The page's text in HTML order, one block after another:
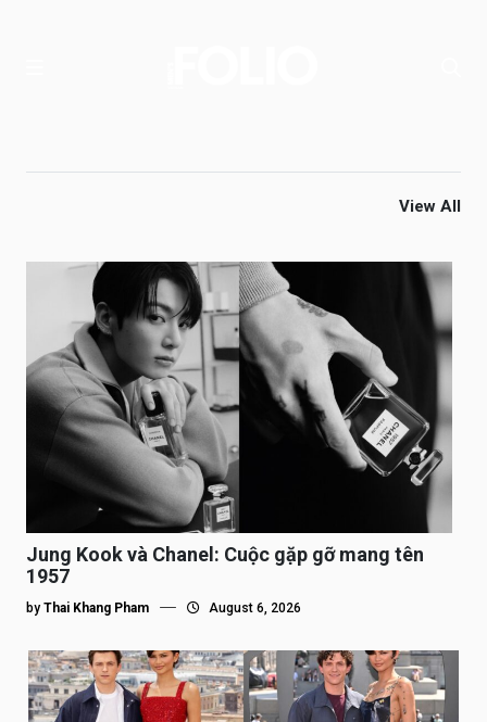
View All
Jung Kook và Chanel: Cuộc gặp gỡ mang tên
1957
by Thai Khang Pham August 6, 2026